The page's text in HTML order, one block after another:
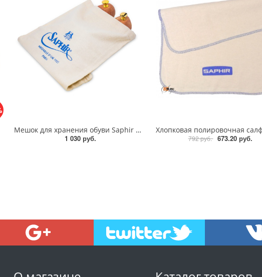
Мешок для хранения обуви Saphir "Sac Coton" 28 х 39 см.
1 030 руб.
792 руб. 673.20 руб.